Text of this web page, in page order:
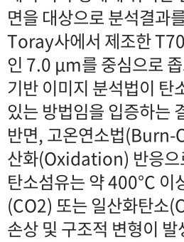
면을 대상으로 분석결과
Toray사에서 제조한
인 7.0 μm를 중심으로
기반 이미지 분석법이 탄
있는 방법임을 입증하는
반면, 고온연소법(Burn-
산화(Oxidation) 반응으
탄소섬유는 약 400°C 이
(CO2) 또는 일산화탄소
손상 및 구조적 변형이